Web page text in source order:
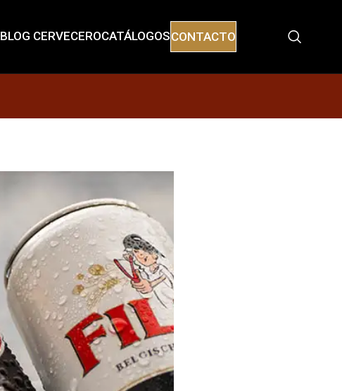
BLOG CERVECEROCATÁLOGOSCONTACTO